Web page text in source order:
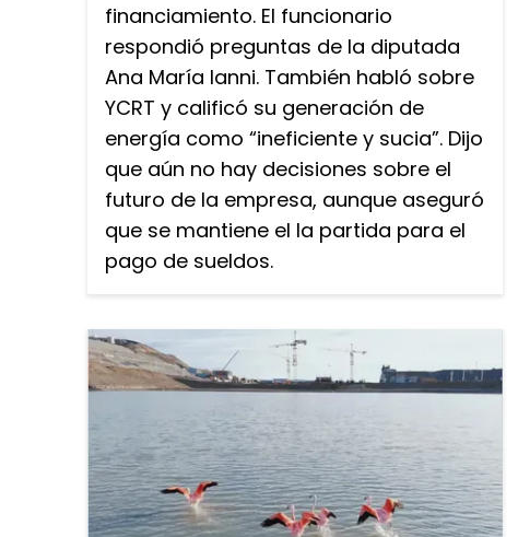
financiamiento. El funcionario
respondió preguntas de la diputada
Ana María Ianni. También habló sobre
YCRT y calificó su generación de
energía como “ineficiente y sucia”. Dijo
que aún no hay decisiones sobre el
futuro de la empresa, aunque aseguró
que se mantiene el la partida para el
pago de sueldos.